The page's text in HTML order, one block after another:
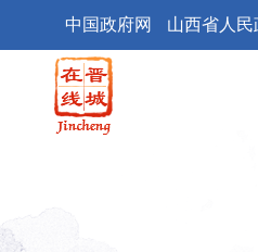
中国政府网 山西省人民